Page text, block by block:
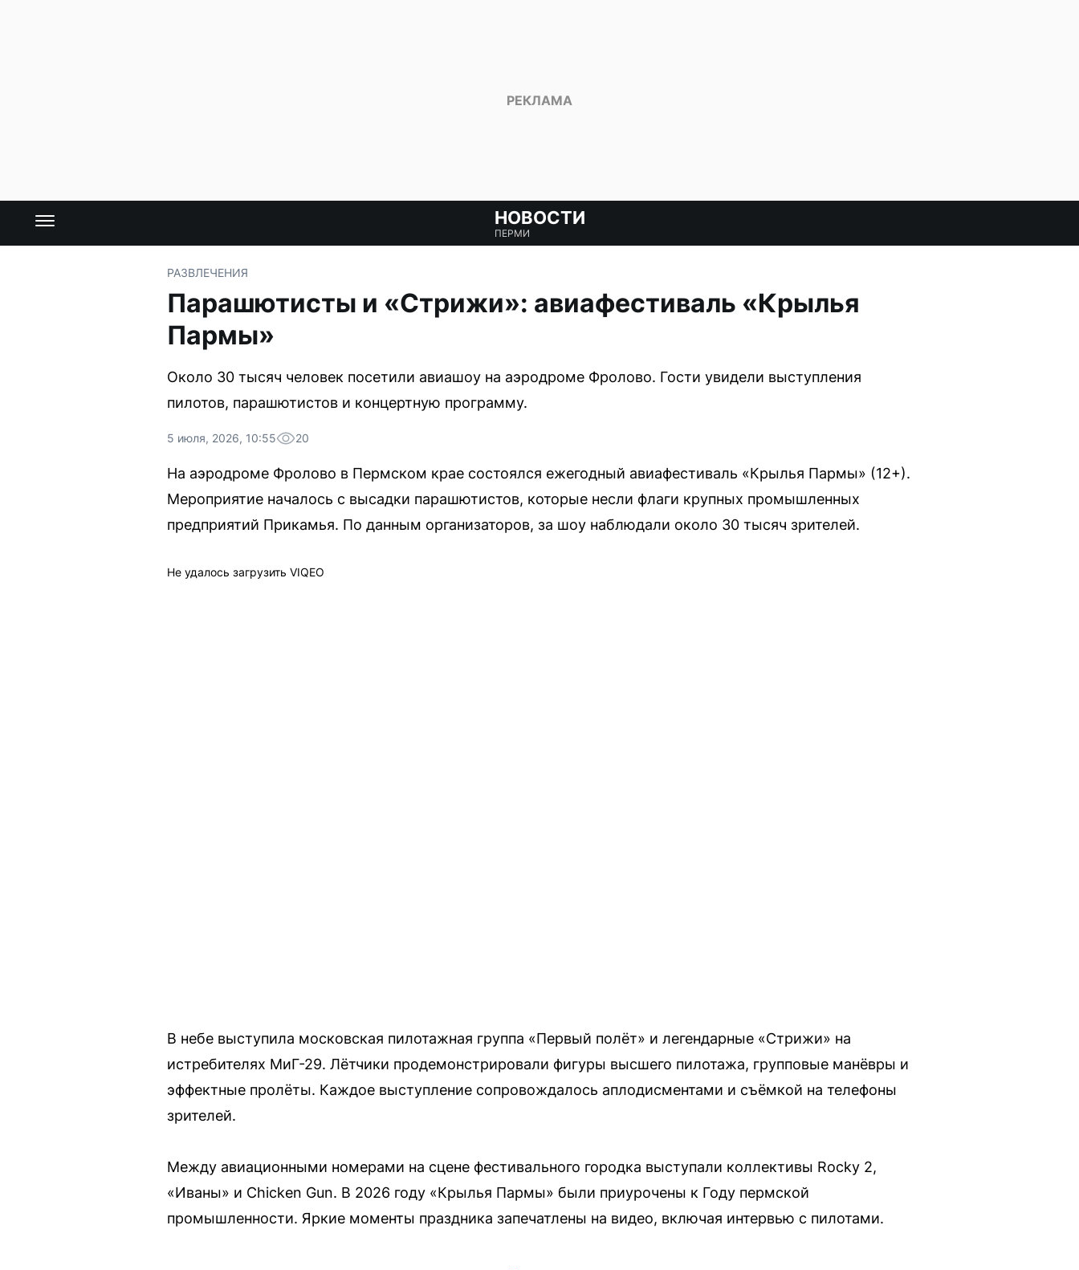
НОВОСТИ
ПЕРМИ
РАЗВЛЕЧЕНИЯ
Парашютисты и «Стрижи»: авиафестиваль «Крылья
Пармы»
Около 30 тысяч человек посетили авиашоу на аэродроме Фролово. Гости увидели выступления
пилотов, парашютистов и концертную программу.
5 июля, 2026, 10:55 20
На аэродроме Фролово в Пермском крае состоялся ежегодный авиафестиваль «Крылья Пармы» (12+).
Мероприятие началось с высадки парашютистов, которые несли флаги крупных промышленных
предприятий Прикамья. По данным организаторов, за шоу наблюдали около 30 тысяч зрителей.
Не удалось загрузить VIQEO
В небе выступила московская пилотажная группа «Первый полёт» и легендарные «Стрижи» на
истребителях МиГ-29. Лётчики продемонстрировали фигуры высшего пилотажа, групповые манёвры и
эффектные пролёты. Каждое выступление сопровождалось аплодисментами и съёмкой на телефоны
зрителей.
Между авиационными номерами на сцене фестивального городка выступали коллективы Rocky 2,
«Иваны» и Chicken Gun. В 2026 году «Крылья Пармы» были приурочены к Году пермской
промышленности. Яркие моменты праздника запечатлены на видео, включая интервью с пилотами.